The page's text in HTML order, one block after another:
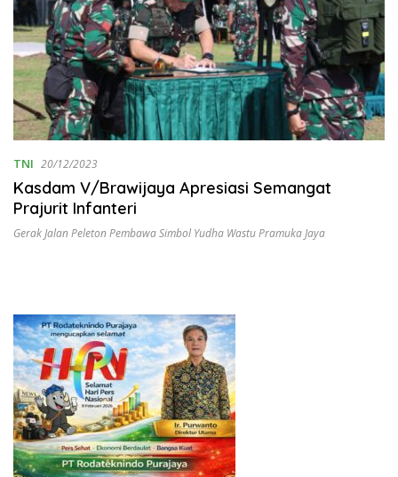
TNI 20/12/2023
Kasdam V/Brawijaya Apresiasi Semangat
Prajurit Infanteri
Gerak Jalan Peleton Pembawa Simbol Yudha Wastu Pramuka Jaya